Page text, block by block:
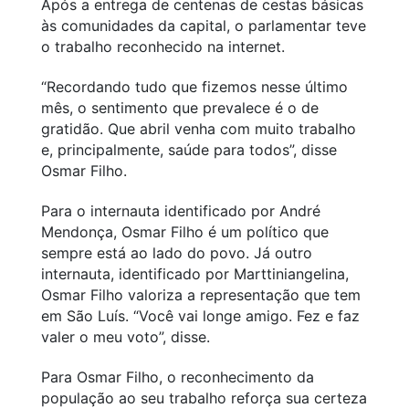
Após a entrega de centenas de cestas básicas
às comunidades da capital, o parlamentar teve
o trabalho reconhecido na internet.
“Recordando tudo que fizemos nesse último
mês, o sentimento que prevalece é o de
gratidão. Que abril venha com muito trabalho
e, principalmente, saúde para todos”, disse
Osmar Filho.
Para o internauta identificado por André
Mendonça, Osmar Filho é um político que
sempre está ao lado do povo. Já outro
internauta, identificado por Marttiniangelina,
Osmar Filho valoriza a representação que tem
em São Luís. “Você vai longe amigo. Fez e faz
valer o meu voto”, disse.
Para Osmar Filho, o reconhecimento da
população ao seu trabalho reforça sua certeza